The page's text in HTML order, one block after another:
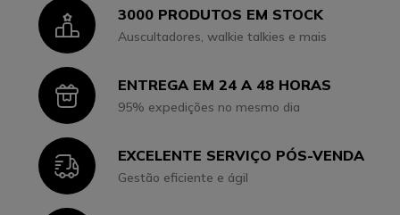
Icon3000 PRODUTOS EM STOCK
Auscultadores, walkie talkies e mais
IconENTREGA EM 24 A 48 HORAS
95% expedições no mesmo dia
IconEXCELENTE SERVIÇO PÓS-VENDA
Gestão eficiente e ágil